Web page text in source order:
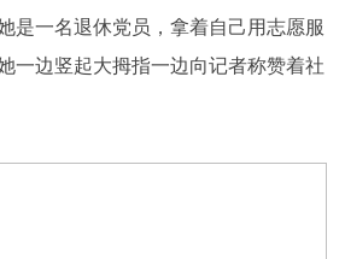
是一名退休党员，拿着自己用志愿服
一边竖起大拇指一边向记者称赞着社